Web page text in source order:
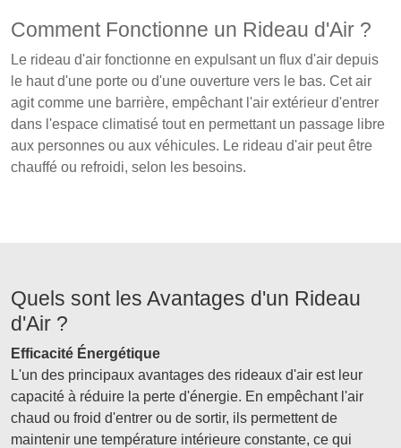
Comment Fonctionne un Rideau d'Air ?
Le rideau d'air fonctionne en expulsant un flux d'air depuis
le haut d'une porte ou d'une ouverture vers le bas. Cet air
agit comme une barrière, empêchant l'air extérieur d'entrer
dans l'espace climatisé tout en permettant un passage libre
aux personnes ou aux véhicules. Le rideau d'air peut être
chauffé ou refroidi, selon les besoins.
Quels sont les Avantages d'un Rideau
d'Air ?
Efficacité Énergétique
L'un des principaux avantages des rideaux d'air est leur
capacité à réduire la perte d'énergie. En empêchant l'air
chaud ou froid d'entrer ou de sortir, ils permettent de
maintenir une température intérieure constante, ce qui